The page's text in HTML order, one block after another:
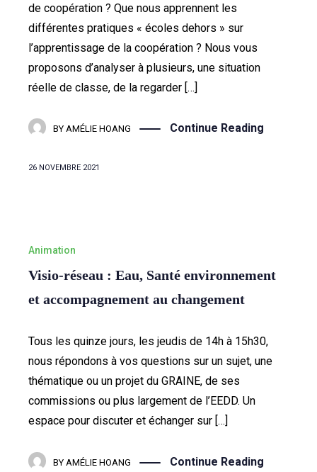
de coopération ? Que nous apprennent les
différentes pratiques « écoles dehors » sur
l’apprentissage de la coopération ? Nous vous
proposons d’analyser à plusieurs, une situation
réelle de classe, de la regarder […]
BY AMÉLIE HOANG Continue Reading
26 NOVEMBRE 2021
Animation
Visio-réseau : Eau, Santé environnement
et accompagnement au changement
Tous les quinze jours, les jeudis de 14h à 15h30,
nous répondons à vos questions sur un sujet, une
thématique ou un projet du GRAINE, de ses
commissions ou plus largement de l’EEDD. Un
espace pour discuter et échanger sur […]
BY AMÉLIE HOANG Continue Reading